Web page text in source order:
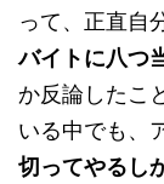
って、正直自
バイトに八つ
か反論したこ
いる中でも、
切ってやるし